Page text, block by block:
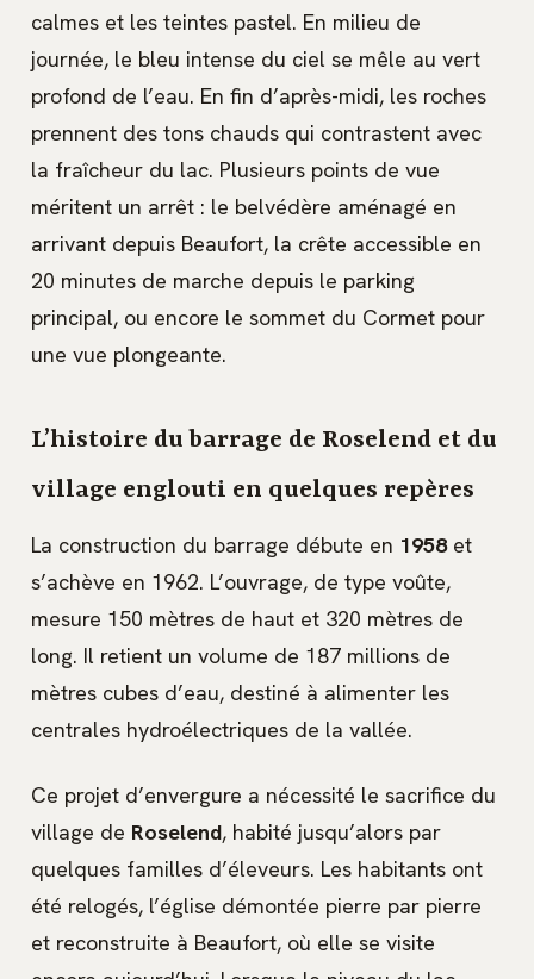
calmes et les teintes pastel. En milieu de
journée, le bleu intense du ciel se mêle au vert
profond de l’eau. En fin d’après-midi, les roches
prennent des tons chauds qui contrastent avec
la fraîcheur du lac. Plusieurs points de vue
méritent un arrêt : le belvédère aménagé en
arrivant depuis Beaufort, la crête accessible en
20 minutes de marche depuis le parking
principal, ou encore le sommet du Cormet pour
une vue plongeante.
L’histoire du barrage de Roselend et du
village englouti en quelques repères
La construction du barrage débute en 1958et
s’achève en 1962. L’ouvrage, de type voûte,
mesure 150 mètres de haut et 320 mètres de
long. Il retient un volume de 187 millions de
mètres cubes d’eau, destiné à alimenter les
centrales hydroélectriques de la vallée.
Ce projet d’envergure a nécessité le sacrifice du
village de Roselend, habité jusqu’alors par
quelques familles d’éleveurs. Les habitants ont
été relogés, l’église démontée pierre par pierre
et reconstruite à Beaufort, où elle se visite